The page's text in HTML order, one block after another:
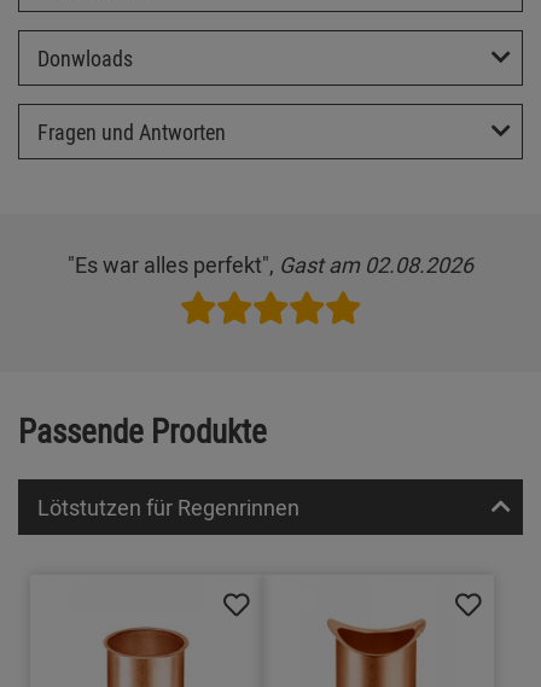
Donwloads
Fragen und Antworten
"Es war alles perfekt", Gast am 02.08.2026
Passende Produkte
Lötstutzen für Regenrinnen